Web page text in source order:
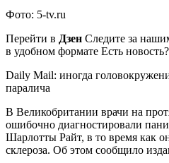
Фото: 5-tv.ru
Перейти в Дзен Следите за
в удобном формате Есть новость?
Daily Mail: иногда
паралича
В Великобритании врачи на
ошибочно диагностировали
Шарлотты Райт, в то время как
склероза. Об этом сообщило